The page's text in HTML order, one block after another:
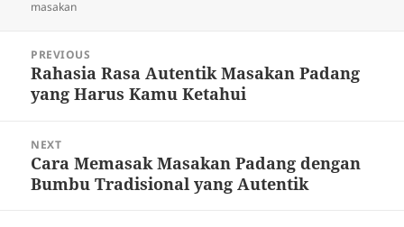
on
masakan
navigation
PREVIOUS
Previous
post:
Rahasia Rasa Autentik Masakan Padang
yang Harus Kamu Ketahui
NEXT
Next
post:
Cara Memasak Masakan Padang dengan
Bumbu Tradisional yang Autentik